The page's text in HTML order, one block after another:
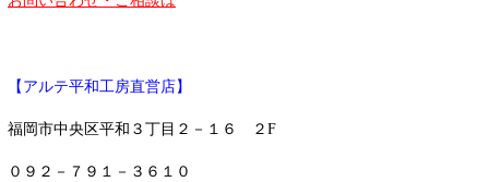
【アルテ平和工房直営店】
福岡市中央区平和３丁目２－１６ ２F
０９２－７９１－３６１０